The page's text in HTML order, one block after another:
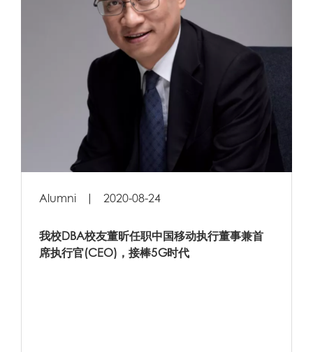
Alumni | 2020-08-24
我校DBA校友董昕任职中国移动执行董事兼首
席执行官(CEO)，接棒5G时代